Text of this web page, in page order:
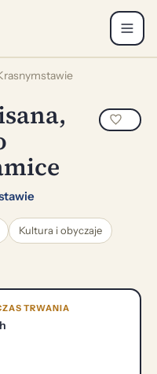
Kultura i obyczaje
TRWANIA